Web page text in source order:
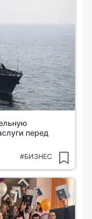
перед
#БИЗНЕС